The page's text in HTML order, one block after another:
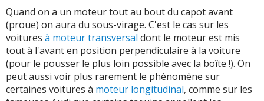
Quand on a un moteur tout au bout du capot avant
(proue) on aura du sous-virage. C'est le cas sur les
voitures à moteur transversal dont le moteur est mis
tout à l'avant en position perpendiculaire à la voiture
(pour le pousser le plus loin possible avec la boîte !). On
peut aussi voir plus rarement le phénomène sur
certaines voitures à moteur longitudinal, comme sur les